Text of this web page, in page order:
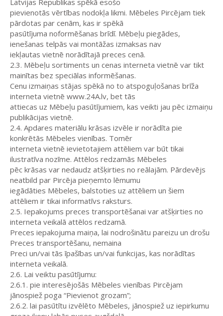
Latvijas Republikas spēkā esošo
pievienotās vērtības nodokļa likmi. Mēbeles Pircējam tiek
pārdotas par cenām, kas ir spēkā
pasūtījuma noformēšanas brīdī. Mēbeļu piegādes,
ienešanas telpās vai montāžas izmaksas nav
iekļautas vietnē norādītajā preces cenā.
2.3. Mēbeļu sortiments un cenas interneta vietnē var tikt
mainītas bez speciālas informēšanas.
Cenu izmaiņas stājas spēkā no to atspoguļošanas brīža
interneta vietnē www.24A.lv, bet tās
attiecas uz Mēbeļu pasūtījumiem, kas veikti jau pēc izmaiņu
publikācijas vietnē.
2.4. Apdares materiālu krāsas izvēle ir norādīta pie
konkrētās Mēbeles vienības. Tomēr
interneta vietnē ievietotajiem attēliem var būt tikai
ilustratīva nozīme. Attēlos redzamās Mēbeles
pēc krāsas var nedaudz atšķirties no reālajām. Pārdevējs
neatbild par Pircēja pieņemto lēmumu
iegādāties Mēbeles, balstoties uz attēliem un šiem
attēliem ir tikai informatīvs raksturs.
2.5. Iepakojums preces transportēšanai var atšķirties no
interneta veikalā attēlos redzamā.
Preces iepakojuma maiņa, lai nodrošinātu pareizu un drošu
Preces transportēšanu, nemaina
Preci un/vai tās īpašības un/vai funkcijas, kas norādītas
interneta veikalā.
2.6. Lai veiktu pasūtījumu:
2.6.1. pie interesējošās Mēbeles vienības Pircējam
jānospiež poga “Pievienot grozam”;
2.6.2. lai pasūtītu izvēlēto Mēbeles, jānospiež uz iepirkumu